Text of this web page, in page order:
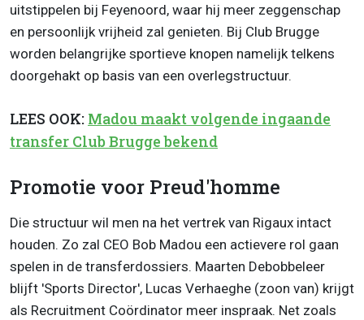
uitstippelen bij Feyenoord, waar hij meer zeggenschap
en persoonlijk vrijheid zal genieten. Bij Club Brugge
worden belangrijke sportieve knopen namelijk telkens
doorgehakt op basis van een overlegstructuur.
LEES OOK: Madou maakt volgende ingaande
transfer Club Brugge bekend
Promotie voor Preud'homme
Die structuur wil men na het vertrek van Rigaux intact
houden. Zo zal CEO Bob Madou een actievere rol gaan
spelen in de transferdossiers. Maarten Debobbeleer
blijft 'Sports Director', Lucas Verhaeghe (zoon van) krijgt
als Recruitment Coördinator meer inspraak. Net zoals